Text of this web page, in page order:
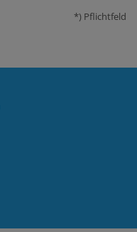
*) Pflichtfeld